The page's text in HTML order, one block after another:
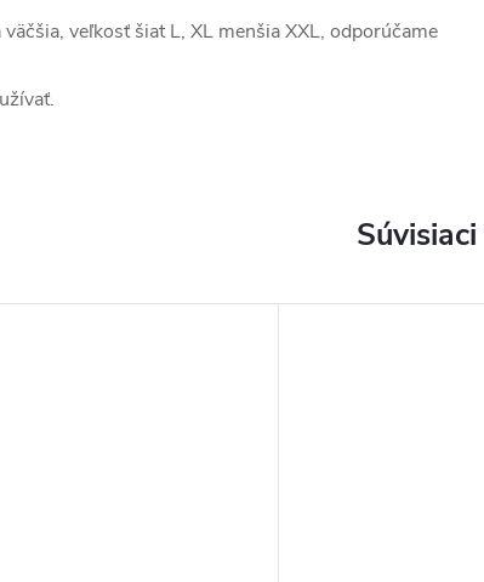
veľkosť šiat L, XL menšia XXL, odporúčame